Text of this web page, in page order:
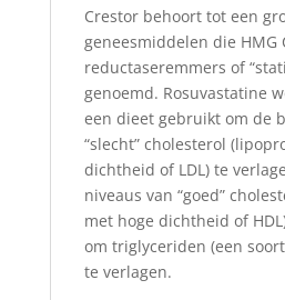
Crestor behoort tot een
geneesmiddelen die HMG
reductaseremmers of
genoemd. Rosuvastatine
een dieet gebruikt om de
“slecht” cholesterol
dichtheid of LDL) te
niveaus van “goed”
met hoge dichtheid of
om triglyceriden (een
te verlagen.